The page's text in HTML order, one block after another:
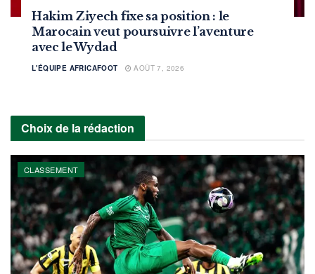
Hakim Ziyech fixe sa position : le
Marocain veut poursuivre l’aventure
avec le Wydad
L'ÉQUIPE AFRICAFOOT AOÛT 7, 2026
Choix de la rédaction
CLASSEMENT